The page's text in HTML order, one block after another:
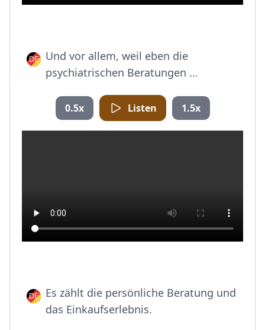
Und vor allem, weil eben die
psychiatrischen Beratungen ...
0.5x Listen 1.5x
Es zählt die persönliche Beratung und
das Einkaufserlebnis.